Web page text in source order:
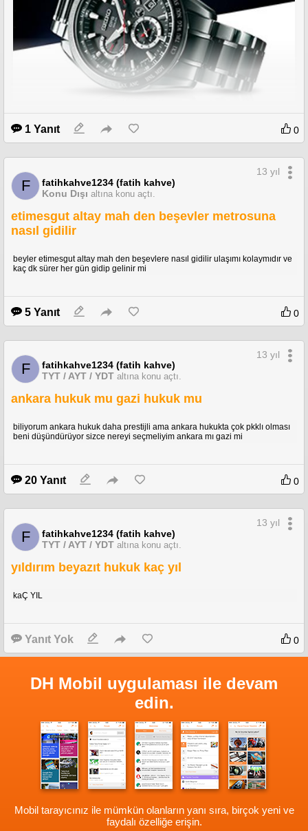
1 Yanıt 0
F
fatihkahve1234 (fatih kahve)
Konu Dışı altına konu açtı.
13 yıl
etimesgut altay mah den beşevler metrosuna
nasıl gidilir
beyler etimesgut altay mah den beşevlere nasıl gidilir ulaşımı kolaymıdır ve
kaç dk sürer her gün gidip gelinir mi
5 Yanıt 0
F
fatihkahve1234 (fatih kahve)
TYT / AYT / YDT altına konu açtı.
13 yıl
ankara hukuk mu gazi hukuk mu
biliyorum ankara hukuk daha prestijli ama ankara hukukta çok pkklı olması
beni düşündürüyor sizce nereyi seçmeliyim ankara mı gazi mi
20 Yanıt 0
F
fatihkahve1234 (fatih kahve)
TYT / AYT / YDT altına konu açtı.
13 yıl
yıldırım beyazıt hukuk kaç yıl
kaÇ YIL
Yanıt Yok 0
DH Mobil uygulaması ile devam
edin.
Mobil tarayıcınız ile mümkün olanların yanı sıra, birçok yeni ve
faydalı özelliğe erişin.